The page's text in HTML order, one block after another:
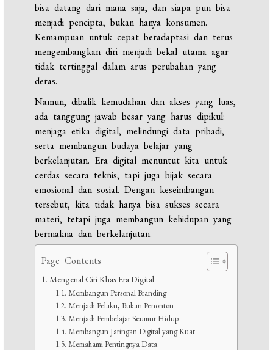
bisa datang dari mana saja, dan siapa pun bisa
menjadi pencipta, bukan hanya konsumen.
Kemampuan untuk cepat beradaptasi dan terus
mengembangkan diri menjadi bekal utama agar
tidak tertinggal dalam arus perubahan yang
deras.
Namun, dibalik kemudahan dan akses yang luas,
ada tanggung jawab besar yang harus dipikul:
menjaga etika digital, melindungi data pribadi,
serta membangun budaya belajar yang
berkelanjutan. Era digital menuntut kita untuk
cerdas secara teknis, tapi juga bijak secara
emosional dan sosial. Dengan keseimbangan
tersebut, kita tidak hanya bisa sukses secara
materi, tetapi juga membangun kehidupan yang
bermakna dan berkelanjutan.
Page Contents
Mengenal Ciri Khas Era Digital
Membangun Personal Branding
Menjadi Pelaku, Bukan Penonton
Menjadi Pembelajar Seumur Hidup
Membangun Jaringan Digital yang Kuat
Memahami Pentingnya Data